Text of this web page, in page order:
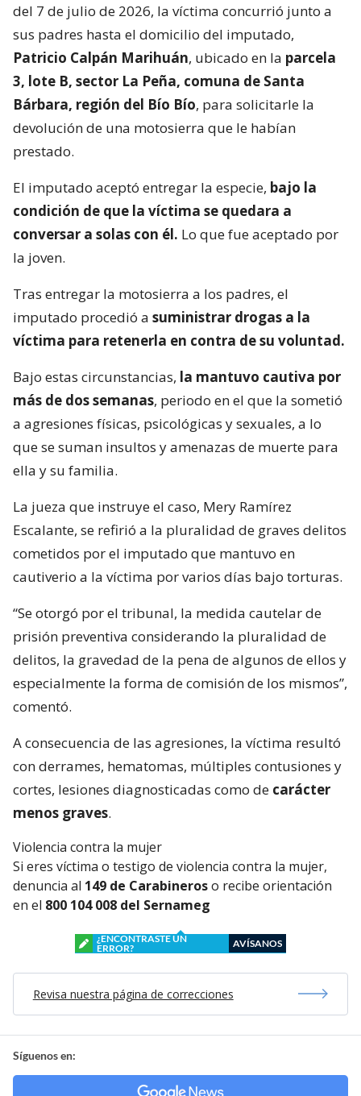
del 7 de julio de 2026, la víctima concurrió junto a
sus padres hasta el domicilio del imputado,
Patricio Calpán Marihuán, ubicado en la parcela
3, lote B, sector La Peña, comuna de Santa
Bárbara, región del Bío Bío, para solicitarle la
devolución de una motosierra que le habían
prestado.
El imputado aceptó entregar la especie, bajo la
condición de que la víctima se quedara a
conversar a solas con él. Lo que fue aceptado por
la joven.
Tras entregar la motosierra a los padres, el
imputado procedió a suministrar drogas a la
víctima para retenerla en contra de su voluntad.
Bajo estas circunstancias, la mantuvo cautiva por
más de dos semanas, periodo en el que la sometió
a agresiones físicas, psicológicas y sexuales, a lo
que se suman insultos y amenazas de muerte para
ella y su familia.
La jueza que instruye el caso, Mery Ramírez
Escalante, se refirió a la pluralidad de graves delitos
cometidos por el imputado que mantuvo en
cautiverio a la víctima por varios días bajo torturas.
“Se otorgó por el tribunal, la medida cautelar de
prisión preventiva considerando la pluralidad de
delitos, la gravedad de la pena de algunos de ellos y
especialmente la forma de comisión de los mismos”,
comentó.
A consecuencia de las agresiones, la víctima resultó
con derrames, hematomas, múltiples contusiones y
cortes, lesiones diagnosticadas como de carácter
menos graves.
Violencia contra la mujer
Si eres víctima o testigo de violencia contra la mujer,
denuncia al 149 de Carabineroso recibe orientación
en el 800 104 008 del Sernameg
¿ENCONTRASTE UN
ERROR?
AVÍSANOS
Revisa nuestra página de correcciones
Síguenos en: